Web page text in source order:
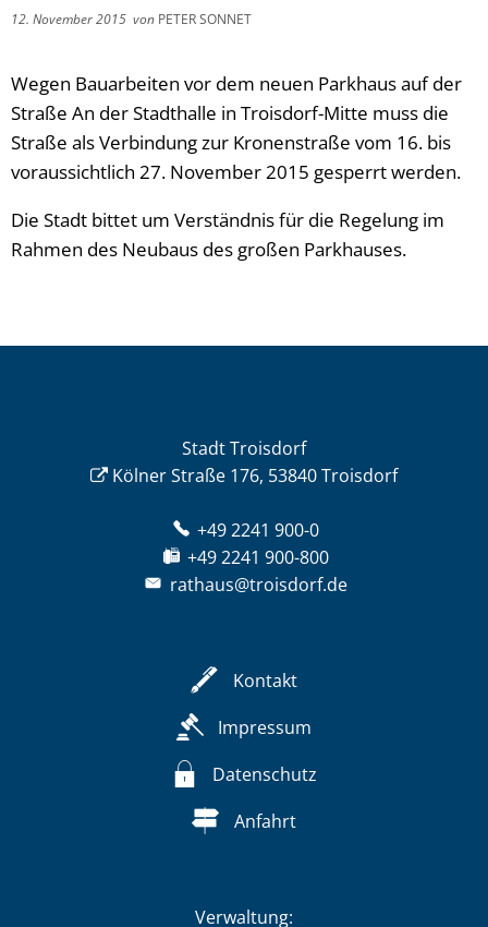
12. November 2015 von PETER SONNET
Wegen Bauarbeiten vor dem neuen Parkhaus auf der
Straße An der Stadthalle in Troisdorf-Mitte muss die
Straße als Verbindung zur Kronenstraße vom 16. bis
voraussichtlich 27. November 2015 gesperrt werden.
Die Stadt bittet um Verständnis für die Regelung im
Rahmen des Neubaus des großen Parkhauses.
Stadt Troisdorf
Kölner Straße 176, 53840 Troisdorf
+49 2241 900-0
+49 2241 900-800
rathaus@troisdorf.de
Kontakt
Impressum
Datenschutz
Anfahrt
Verwaltung: